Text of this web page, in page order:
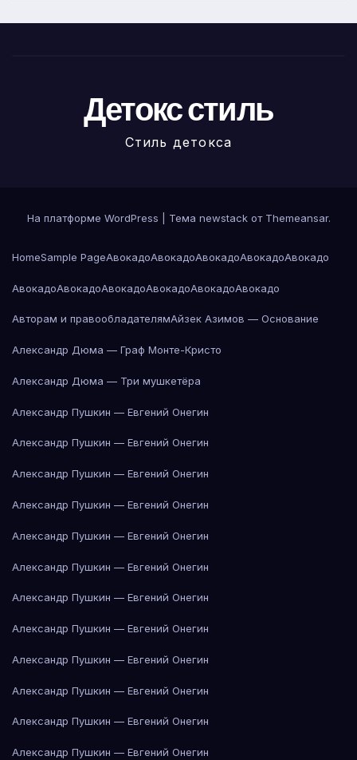
Детокс стиль
Стиль детокса
На платформе WordPress Тема newstack от Themeansar.
HomeSample PageАвокадоАвокадоАвокадоАвокадоАвокадо
АвокадоАвокадоАвокадоАвокадоАвокадоАвокадо
Авторам и правообладателямАйзек Азимов — Основание
Александр Дюма — Граф Монте-Кристо
Александр Дюма — Три мушкетёра
Александр Пушкин — Евгений Онегин
Александр Пушкин — Евгений Онегин
Александр Пушкин — Евгений Онегин
Александр Пушкин — Евгений Онегин
Александр Пушкин — Евгений Онегин
Александр Пушкин — Евгений Онегин
Александр Пушкин — Евгений Онегин
Александр Пушкин — Евгений Онегин
Александр Пушкин — Евгений Онегин
Александр Пушкин — Евгений Онегин
Александр Пушкин — Евгений Онегин
Александр Пушкин — Евгений Онегин